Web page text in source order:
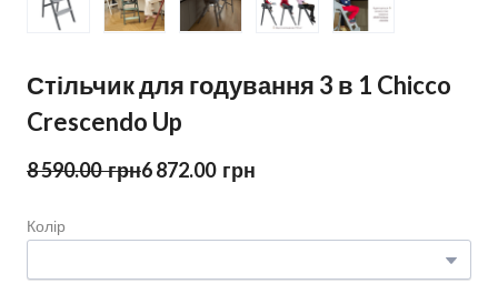
Стільчик для годування 3 в 1 Chicco
Crescendo Up
8 590.00  грн6 872.00  грн
Колір